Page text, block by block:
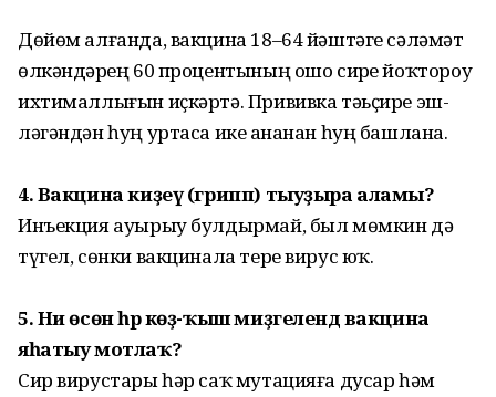
Дөйөм алғанда, вакцина 18–64 йәштәге сәләмәт
өлкәндәрҙең 60 процентының ошо сирҙе йоҡтороу
ихтималлығын иҫ­кәртә. Прививка тәьҫире эш­
ләгәндән һуң уртаса ике аҙнанан һуң башлана.
4. Вакцина киҙеү (грипп) тыуҙыра аламы?
Инъекция ауырыу булдырмай, был мөмкин дә
түгел, сөнки вакцинала тере вирус юҡ.
5. Ни өсөн һәр көҙ-ҡыш миҙге­лендә вакцина
яһатыу мотлаҡ?
Сир вирустары һәр саҡ мутацияға дусар һәм